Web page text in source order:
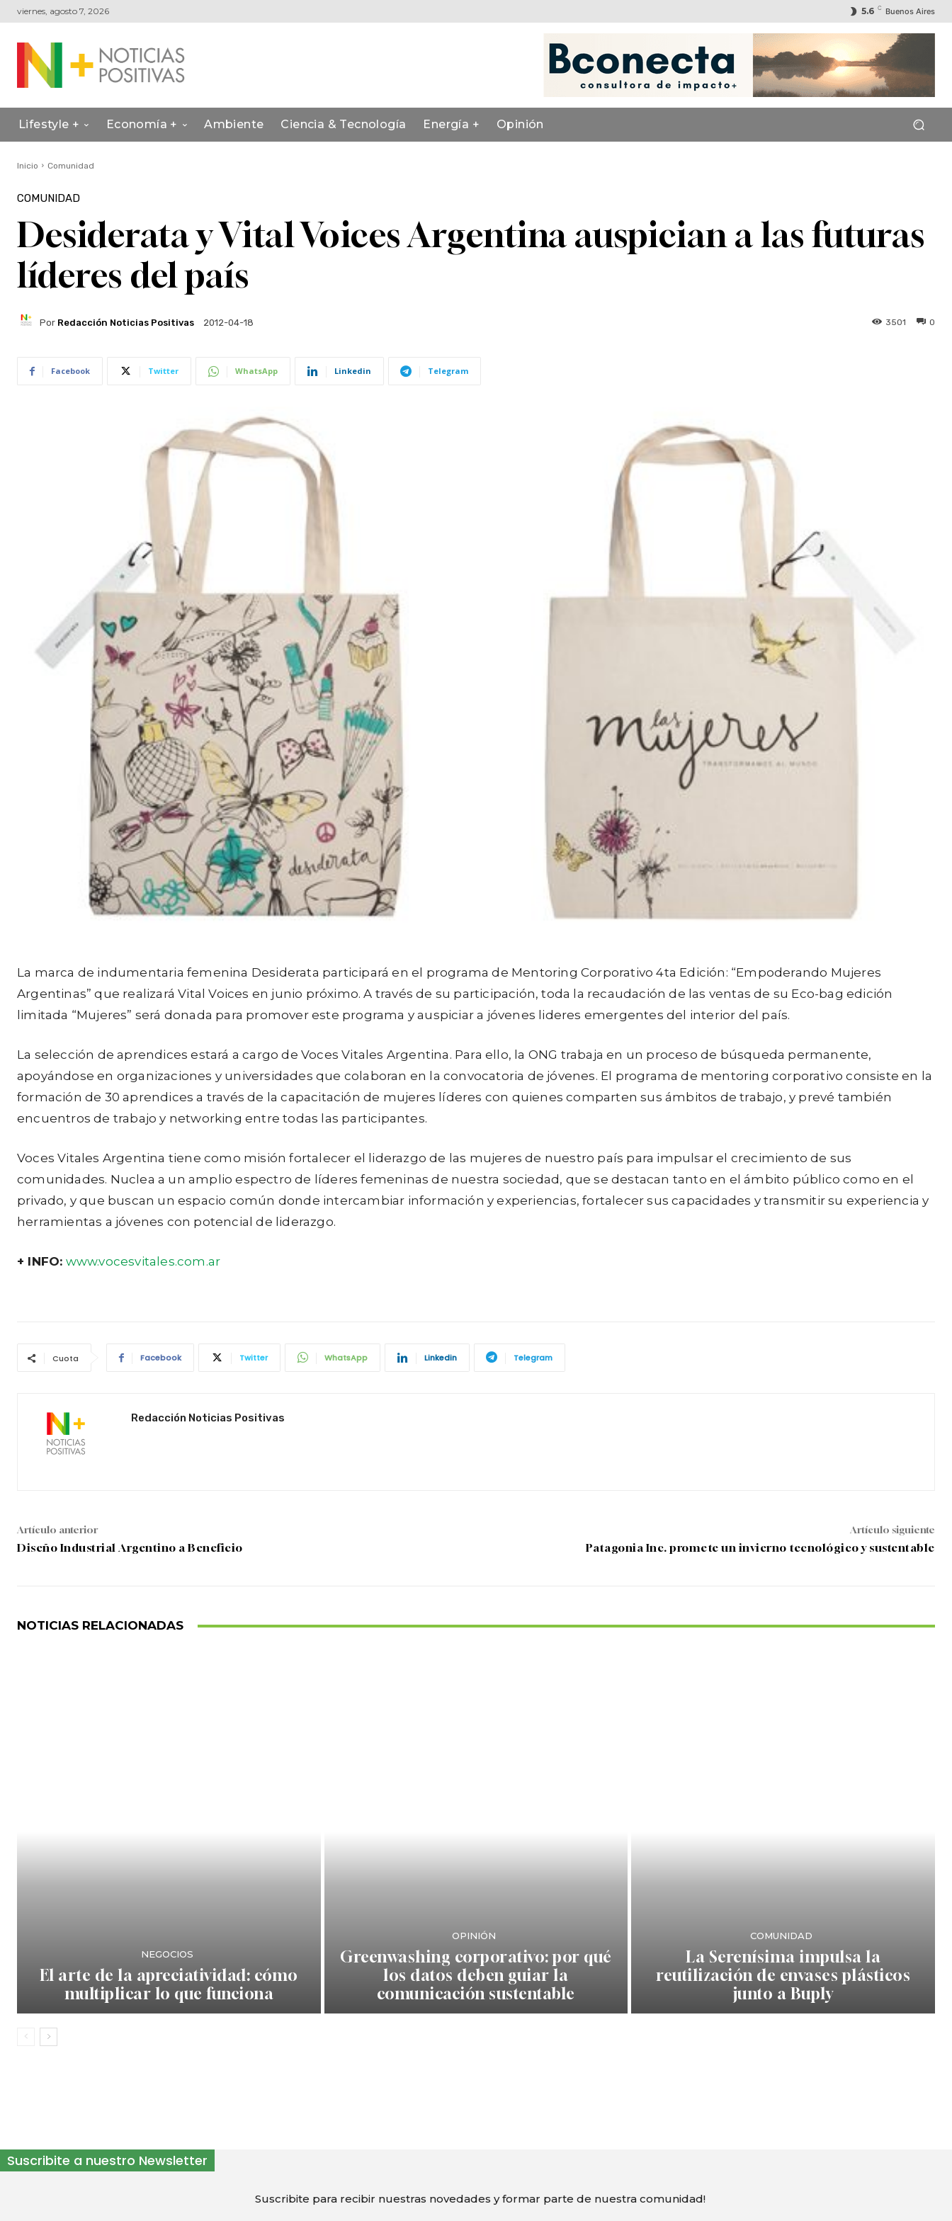
viernes, agosto 7, 2026 5.6 C Buenos Aires
Lifestyle + Economía + Ambiente Ciencia & Tecnología Energía + Opinión
Inicio Comunidad
COMUNIDAD
Desiderata y Vital Voices Argentina auspician a las futuras
líderes del país
Por Redacción Noticias Positivas 2012-04-18 0
3501
Facebook Twitter WhatsApp Linkedin Telegram
La marca de indumentaria femenina Desiderata participará en el programa de Mentoring Corporativo 4ta Edición: “Empoderando Mujeres
Argentinas” que realizará Vital Voices en junio próximo. A través de su participación, toda la recaudación de las ventas de su Eco-bag edición
limitada “Mujeres” será donada para promover este programa y auspiciar a jóvenes lideres emergentes del interior del país.
La selección de aprendices estará a cargo de Voces Vitales Argentina. Para ello, la ONG trabaja en un proceso de búsqueda permanente,
apoyándose en organizaciones y universidades que colaboran en la convocatoria de jóvenes. El programa de mentoring corporativo consiste en la
formación de 30 aprendices a través de la capacitación de mujeres líderes con quienes comparten sus ámbitos de trabajo, y prevé también
encuentros de trabajo y networking entre todas las participantes.
Voces Vitales Argentina tiene como misión fortalecer el liderazgo de las mujeres de nuestro país para impulsar el crecimiento de sus
comunidades. Nuclea a un amplio espectro de líderes femeninas de nuestra sociedad, que se destacan tanto en el ámbito público como en el
privado, y que buscan un espacio común donde intercambiar información y experiencias, fortalecer sus capacidades y transmitir su experiencia y
herramientas a jóvenes con potencial de liderazgo.
+ INFO: www.vocesvitales.com.ar
Cuota Facebook Twitter WhatsApp Linkedin Telegram
Redacción Noticias Positivas
Artículo anterior
Diseño Industrial Argentino a Beneficio
Artículo siguiente
Patagonia Inc. promete un invierno tecnológico y sustentable
NOTICIAS RELACIONADAS
NEGOCIOS
El arte de la apreciatividad: cómo
multiplicar lo que funciona
OPINIÓN
Greenwashing corporativo: por qué
los datos deben guiar la
comunicación sustentable
COMUNIDAD
La Serenísima impulsa la
reutilización de envases plásticos
junto a Buply
Suscribite a nuestro Newsletter
Suscribite para recibir nuestras novedades y formar parte de nuestra comunidad!